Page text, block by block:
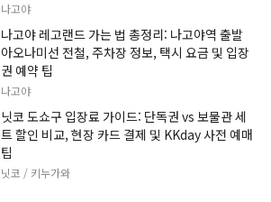
나고야
나고야 레고랜드 가는 법 총정리: 나고야역 출발
아오나미선 전철, 주차장 정보, 택시 요금 및 입장
권 예약 팁
나고야
닛코 도쇼구 입장료 가이드: 단독권 vs 보물관 세
트 할인 비교, 현장 카드 결제 및 KKday 사전 예매
팁
닛코 / 키누가와